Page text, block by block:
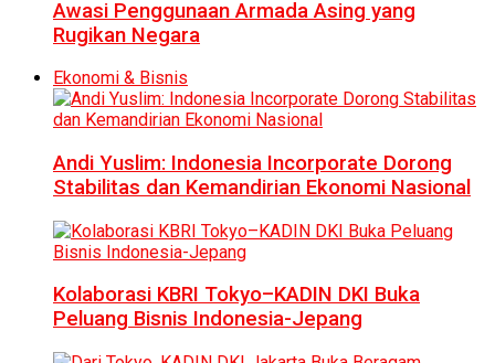
Awasi Penggunaan Armada Asing yang
Rugikan Negara
Ekonomi & Bisnis
Andi Yuslim: Indonesia Incorporate Dorong
Stabilitas dan Kemandirian Ekonomi Nasional
Kolaborasi KBRI Tokyo–KADIN DKI Buka
Peluang Bisnis Indonesia-Jepang